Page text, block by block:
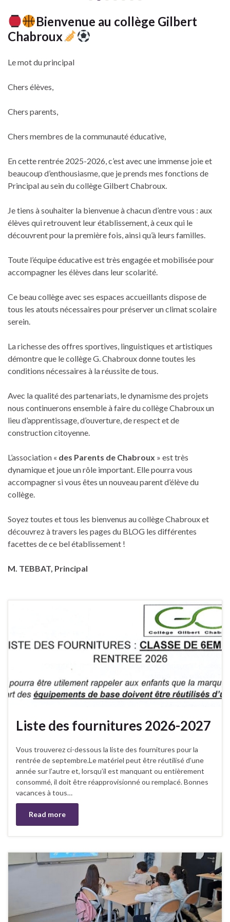
Bienvenue au collège Gilbert
Chabroux
Le mot du principal
Chers élèves,
Chers parents,
Chers membres de la communauté éducative,
En cette rentrée 2025-2026, c’est avec une immense joie et
beaucoup d’enthousiasme, que je prends mes fonctions de
Principal au sein du collège Gilbert Chabroux.
Je tiens à souhaiter la bienvenue à chacun d’entre vous : aux
élèves qui retrouvent leur établissement, à ceux qui le
découvrent pour la première fois, ainsi qu’à leurs familles.
Toute l’équipe éducative est très engagée et mobilisée pour
accompagner les élèves dans leur scolarité.
Ce beau collège avec ses espaces accueillants dispose de
tous les atouts nécessaires pour préserver un climat scolaire
serein.
La richesse des offres sportives, linguistiques et artistiques
démontre que le collège G. Chabroux donne toutes les
conditions nécessaires à la réussite de tous.
Avec la qualité des partenariats, le dynamisme des projets
nous continuerons ensemble à faire du collège Chabroux un
lieu d’apprentissage, d’ouverture, de respect et de
construction citoyenne.
L’association « des Parents de Chabroux » est très
dynamique et joue un rôle important. Elle pourra vous
accompagner si vous êtes un nouveau parent d’élève du
collège.
Soyez toutes et tous les bienvenus au collège Chabroux et
découvrez à travers les pages du BLOG les différentes
facettes de ce bel établissement !
M. TEBBAT, Principal
Liste des fournitures 2026-2027
Vous trouverez ci-dessous la liste des fournitures pour la
rentrée de septembre.Le matériel peut être réutilisé d’une
année sur l’autre et, lorsqu’il est manquant ou entièrement
consommé, il doit être réapprovisionné ou remplacé. Bonnes
vacances à tous…
Read more